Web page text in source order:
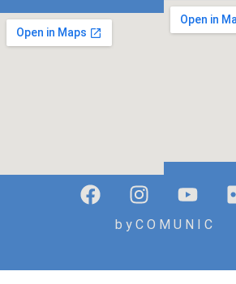
b y C O M U N I C